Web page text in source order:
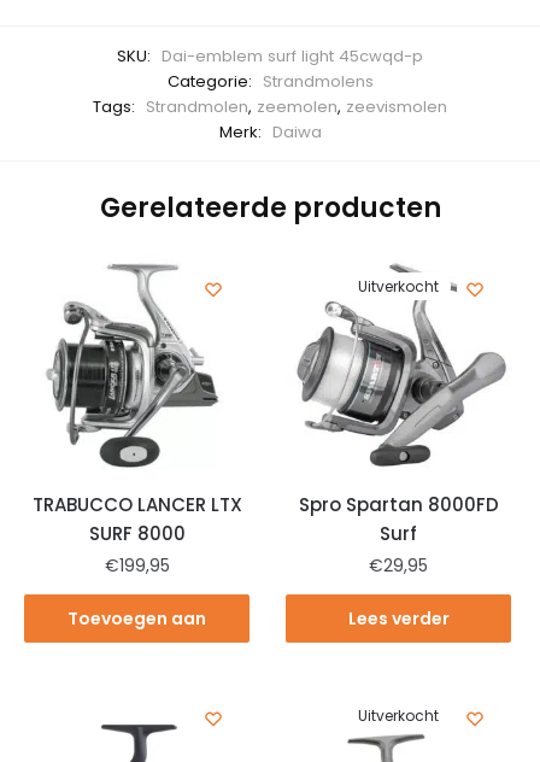
SKU: Dai-emblem surf light 45cwqd-p
Categorie: Strandmolens
Tags: Strandmolen, zeemolen, zeevismolen
Merk: Daiwa
Gerelateerde producten
TRABUCCO LANCER LTX
SURF 8000
€199,95
Toevoegen aan
Uitverkocht
Spro Spartan 8000FD
Surf
€29,95
Lees verder
Uitverkocht